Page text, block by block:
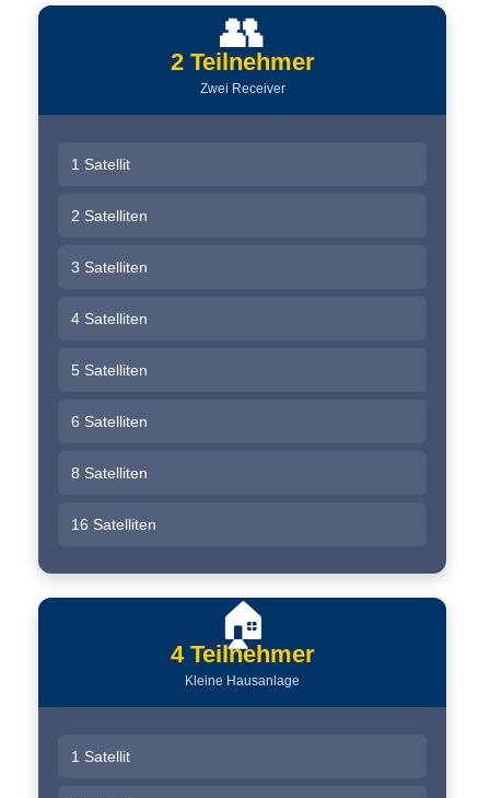
👥
2 Teilnehmer
Zwei Receiver
1 Satellit
2 Satelliten
3 Satelliten
4 Satelliten
5 Satelliten
6 Satelliten
8 Satelliten
16 Satelliten
🏠
4 Teilnehmer
Kleine Hausanlage
1 Satellit